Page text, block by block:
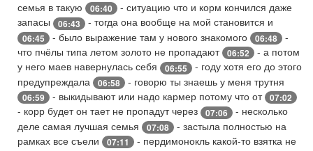
семья в такую
06:40
- ситуацию что и корм кончился даже
запасы
06:43 - тогда она вообще на мой становится и
06:45 - было выражение там у нового знакомого 06:48
-
что пчёлы типа летом золото не пропадают 06:52
- а потом
у него маев навернулась себя
06:55
- году хотя его до этого
предупреждала
06:58 - говорю ты знаешь у меня трутня
06:59 - выкидывают или надо кармер потому что от 07:02
- корр будет он тает не пропадут через 07:06
- несколько
деле самая лучшая семья
07:08
- застыла полностью на
рамках все съели
07:11
- пердимонокль какой-то взятка не